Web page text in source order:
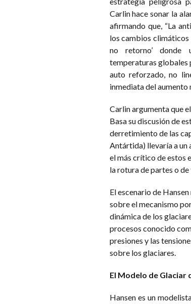
Carlin hace sonar la
afirmando que, “La
los cambios climáticos
no retorno’ donde
temperaturas globales
auto reforzado, no
inmediata del aumento
Carlin argumenta que
Basa su discusión de
derretimiento de las
Antártida) llevaría a un
el más crítico de estos
la rotura de partes o
El escenario de
sobre el mecanismo
dinámica de los
procesos conocido
presiones y las
sobre los glaciares.
El Modelo de Glaciar
Hansen es un